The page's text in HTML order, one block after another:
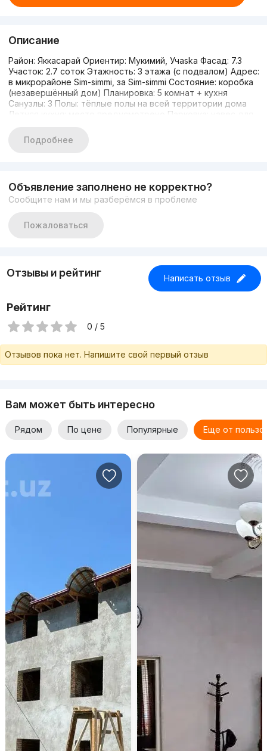
Описание
Район: Яккасарай Ориентир: Мукимий, Учaska Фасад: 7.3
Участок: 2.7 соток Этажность: 3 этажа (с подвалом) Адрес:
в микрорайоне Sim-simmi, за Sim-simmi Состояние: коробка
(незавершённый дом) Планировка: 5 комнат + кухня
Санузлы: 3 Полы: тёплые полы на всей территории дома
Летняя кухня: место предусмотрено Парковка: навес для
Подробнее
Объявление заполнено не корректно?
Сообщите нам и мы разберёмся в проблеме
Пожаловаться
Отзывы и рейтинг Написать отзыв
Рейтинг
0 / 5
Отзывов пока нет. Напишите свой первый отзыв
Вам может быть интересно
Рядом По цене Популярные Еще от